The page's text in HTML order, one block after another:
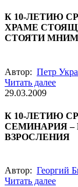
К 10-ЛЕТИЮ
ХРАМЕ
СТОЯТИ
Автор: Петр
Читать далее
29.03.2009
К 10-ЛЕТИЮ
СЕМИНАРИЯ
ВЗРОСЛЕНИЯ
Автор: Георгий
Читать далее